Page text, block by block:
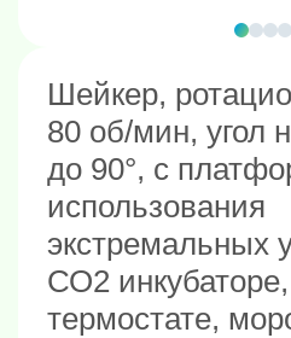
Шейкер,
80 об/мин, угол
до 90°, с
использования
экстремальных
СО2 инкубаторе,
термостате,